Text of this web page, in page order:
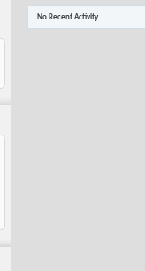
No Recent Activity